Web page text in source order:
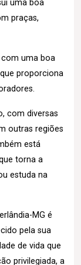
uma boa
praças,
uma boa
proporciona
com diversas
outras regiões
está
torna a
estuda na
MG é
pela sua
de vida que
privilegiada, a